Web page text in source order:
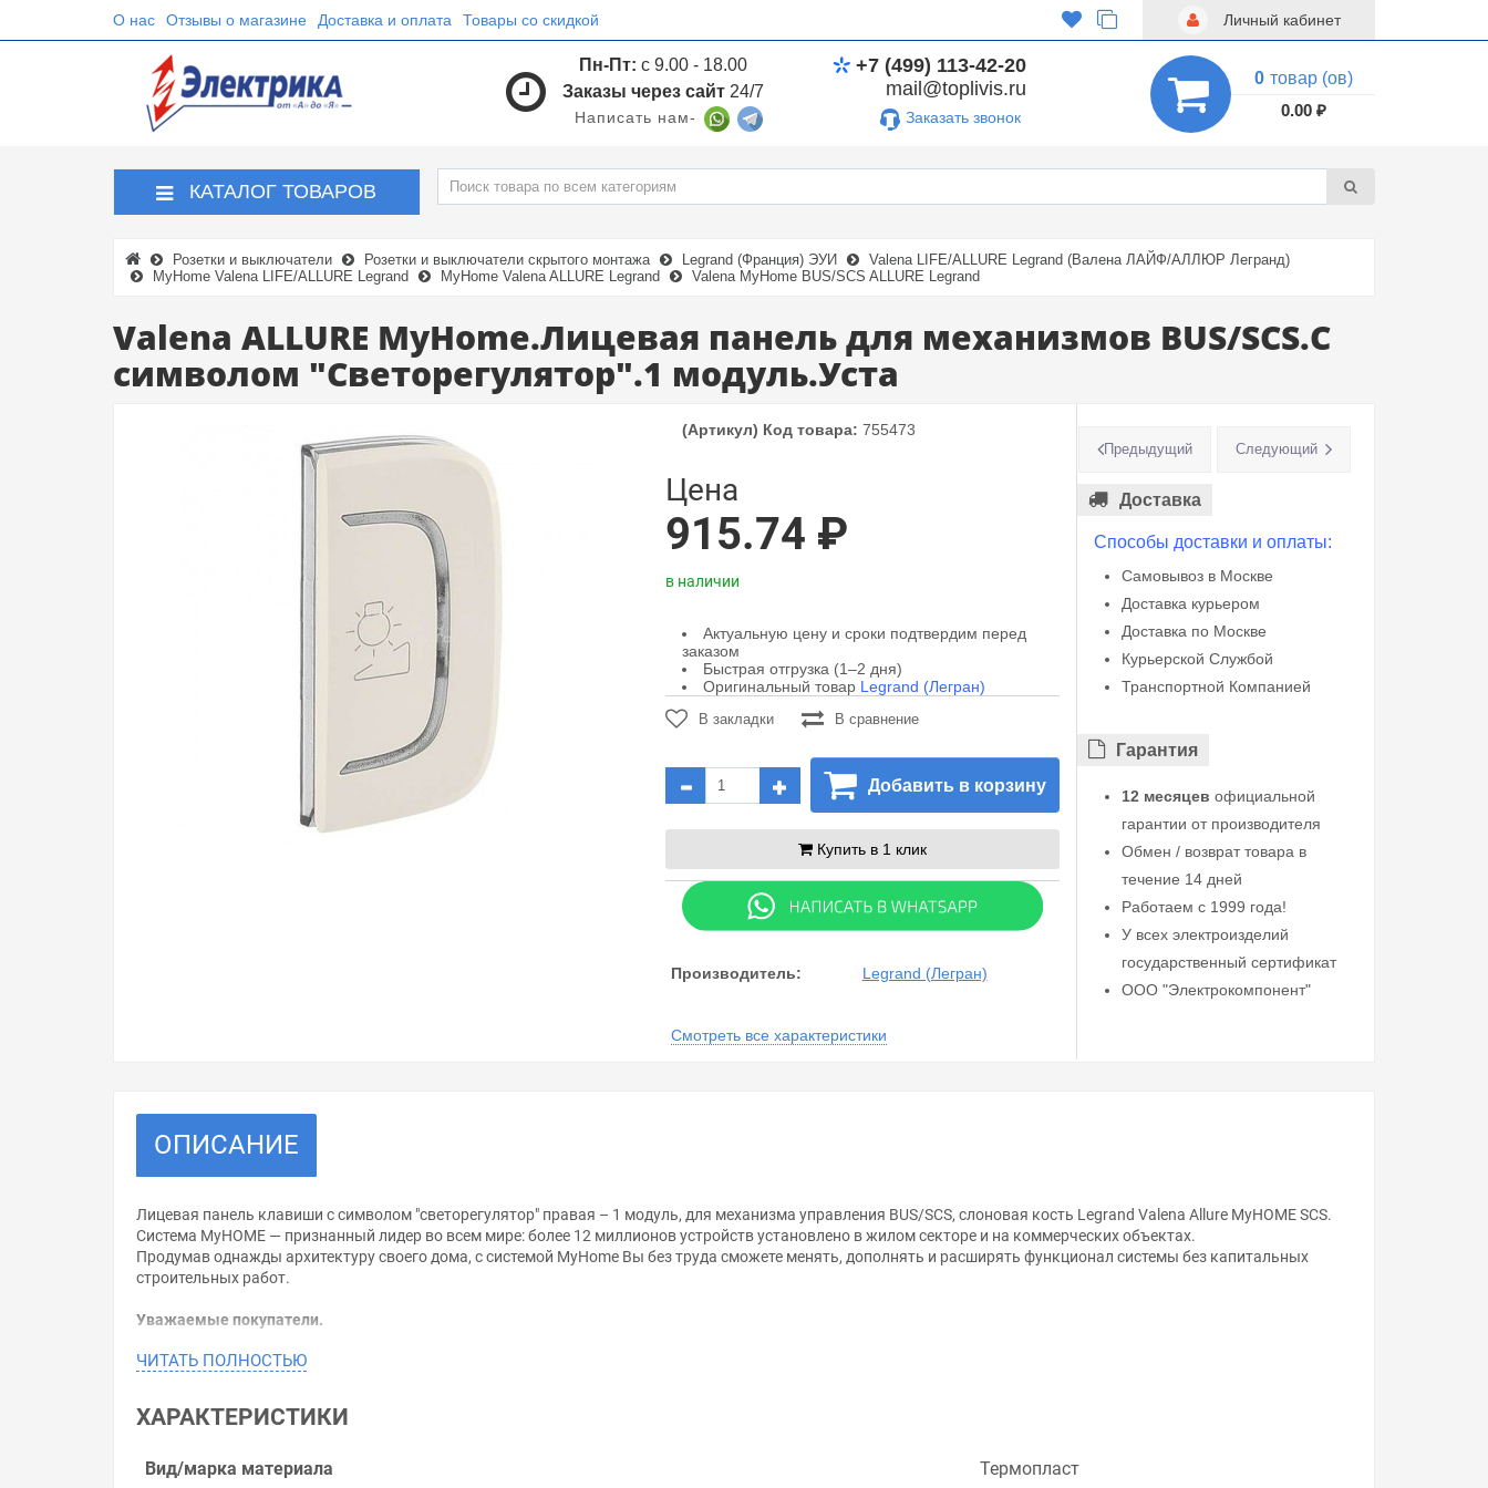
О нас Отзывы о магазине Доставка и оплата Товары со скидкой Личный кабинет
Пн-Пт: с 9.00 - 18.00
Заказы через сайт 24/7
Написать нам-
+7 (499) 113-42-20
mail@toplivis.ru
Заказать звонок
0 товар (ов)
0.00 ₽
КАТАЛОГ ТОВАРОВ
Розетки и выключатели Розетки и выключатели скрытого монтажа Legrand (Франция) ЭУИ
Valena LIFE/ALLURE Legrand (Валена ЛАЙФ/АЛЛЮР Легранд)
MyHome Valena LIFE/ALLURE Legrand
MyHome Valena ALLURE Legrand Valena MyHome BUS/SCS ALLURE Legrand
Valena ALLURE MyHome.Лицевая панель для механизмов BUS/SCS.С
символом "Светорегулятор".1 модуль.Уста
(Артикул) Код товара: 755473
Цена
915.74 ₽
в наличии
Актуальную цену и сроки подтвердим перед
заказом
Быстрая отгрузка (1–2 дня)
Оригинальный товар Legrand (Легран)
В закладки В сравнение
Добавить в корзину
Купить в 1 клик
Производитель: Legrand (Легран)
Смотреть все характеристики
Предыдущий Следующий
Доставка
Способы доставки и оплаты:
Самовывоз в Москве
Доставка курьером
Доставка по Москве
Курьерской Службой
Транспортной Компанией
Гарантия
12 месяцев официальной
гарантии от производителя
Обмен / возврат товара в
течение 14 дней
Работаем с 1999 года!
У всех электроизделий
государственный сертификат
ООО "Электрокомпонент"
ОПИСАНИЕ
Лицевая панель клавиши с символом "светорегулятор" правая – 1 модуль, для механизма управления BUS/SCS, слоновая кость Legrand Valena Allure MyHOME SCS.
Система MyHOME — признанный лидер во всем мире: более 12 миллионов устройств установлено в жилом секторе и на коммерческих объектах.
Продумав однажды архитектуру своего дома, с системой MyHome Вы без труда сможете менять, дополнять и расширять функционал системы без капитальных
строительных работ.
Уважаемые покупатели.
Обращаем Ваше внимание, что размещенная на данном сайте справочная информация о товарах не является офертой, наличие и стоимость оборудования
Производитель оставляет за собой право изменять внешний вид, технические характеристики и комплектацию без уведомления.
Цена на Valena ALLURE MyHome.Лицевая панель для механизмов BUS/SCS.С символом "Светорегулятор".1 модуль.Уста , у нас всегда одни из лучших. Сравните с
ЧИТАТЬ ПОЛНОСТЬЮ
ХАРАКТЕРИСТИКИ
Вид/марка материала
Термопласт